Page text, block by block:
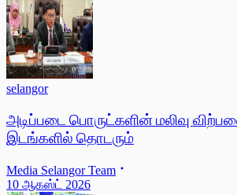
selangor
அடிப்படை பொருட்களின் மலிவு
இடங்களில் தொடரும்
Media Selangor Team
10 ஆகஸ்ட் 2026